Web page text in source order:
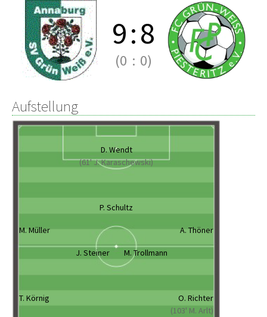
9:8
(0 : 0)
Aufstellung
D. Wendt
(61' J. Karaschewski)
P. Schultz
M. Müller A. Thöner
J. Steiner M. Trollmann
T. Körnig
O. Richter
(103' M. Arlt)